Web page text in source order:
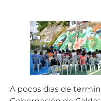
A pocos días de